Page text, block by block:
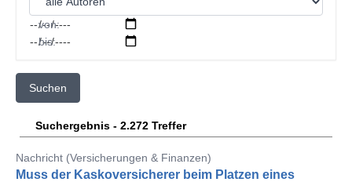
von:
bis:
Suchen
Suchergebnis - 2.272 Treffer
Nachricht (Versicherungen & Finanzen)
Muss der Kaskoversicherer beim Platzen eines